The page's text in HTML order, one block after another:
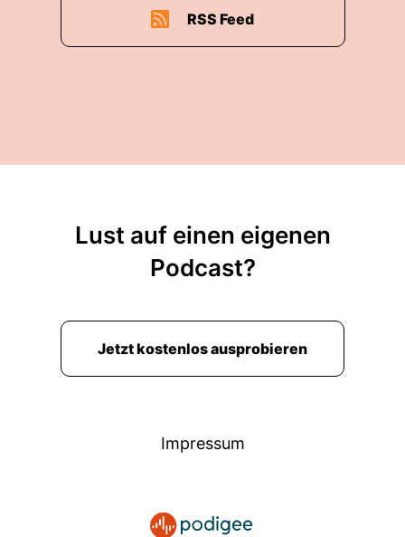
RSS Feed
Lust auf einen eigenen
Podcast?
Jetzt kostenlos ausprobieren
Impressum